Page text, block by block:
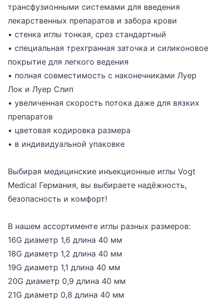
трансфузионными системами для введения
лекарственных препаратов и забора крови
• стенка иглы тонкая, срез стандартный
• специальная трехгранная заточка и силиконовое
покрытие для легкого ведения
• полная совместимость с наконечниками Луер
Лок и Луер Слип
• увеличенная скорость потока даже для вязких
препаратов
• цветовая кодировка размера
• в индивидуальной упаковке
Выбирая медицинские инъекционные иглы Vogt
Medical Германия, вы выбираете надёжность,
безопасность и комфорт!
В нашем ассортименте иглы разных размеров:
16G диаметр 1,6 длина 40 мм
18G диаметр 1,2 длина 40 мм
19G диаметр 1,1 длина 40 мм
20G диаметр 0,9 длина 40 мм
21G диаметр 0,8 длина 40 мм